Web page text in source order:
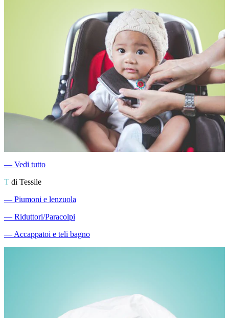
― Vedi tutto
T di Tessile
― Piumoni e lenzuola
― Riduttori/Paracolpi
―Accappatoi e teli bagno